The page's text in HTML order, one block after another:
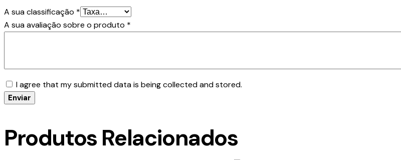
A sua classificação *
A sua avaliação sobre o produto *
I agree that my submitted data is being collected and stored.
Produtos Relacionados